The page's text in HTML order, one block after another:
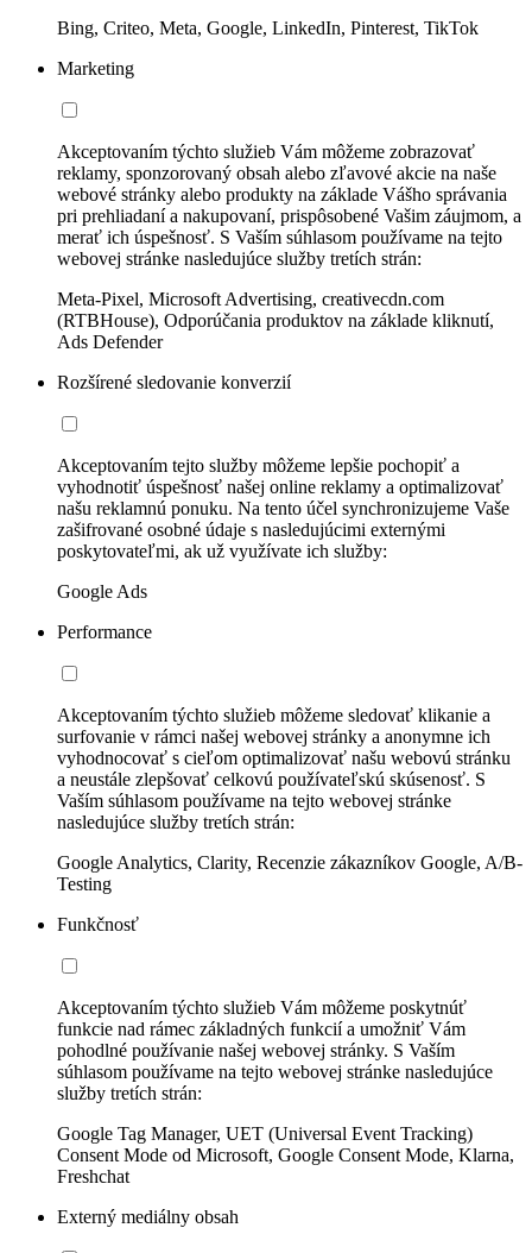
Bing, Criteo, Meta, Google, LinkedIn, Pinterest, TikTok
Marketing
Akceptovaním týchto služieb Vám môžeme zobrazovať
reklamy, sponzorovaný obsah alebo zľavové akcie na naše
webové stránky alebo produkty na základe Vášho správania
pri prehliadaní a nakupovaní, prispôsobené Vašim záujmom, a
merať ich úspešnosť. S Vaším súhlasom používame na tejto
webovej stránke nasledujúce služby tretích strán:
Meta-Pixel, Microsoft Advertising, creativecdn.com
(RTBHouse), Odporúčania produktov na základe kliknutí,
Ads Defender
Rozšírené sledovanie konverzií
Akceptovaním tejto služby môžeme lepšie pochopiť a
vyhodnotiť úspešnosť našej online reklamy a optimalizovať
našu reklamnú ponuku. Na tento účel synchronizujeme Vaše
zašifrované osobné údaje s nasledujúcimi externými
poskytovateľmi, ak už využívate ich služby:
Google Ads
Performance
Akceptovaním týchto služieb môžeme sledovať klikanie a
surfovanie v rámci našej webovej stránky a anonymne ich
vyhodnocovať s cieľom optimalizovať našu webovú stránku
a neustále zlepšovať celkovú používateľskú skúsenosť. S
Vaším súhlasom používame na tejto webovej stránke
nasledujúce služby tretích strán:
Google Analytics, Clarity, Recenzie zákazníkov Google, A/B-
Testing
Funkčnosť
Akceptovaním týchto služieb Vám môžeme poskytnúť
funkcie nad rámec základných funkcií a umožniť Vám
pohodlné používanie našej webovej stránky. S Vaším
súhlasom používame na tejto webovej stránke nasledujúce
služby tretích strán:
Google Tag Manager, UET (Universal Event Tracking)
Consent Mode od Microsoft, Google Consent Mode, Klarna,
Freshchat
Externý mediálny obsah